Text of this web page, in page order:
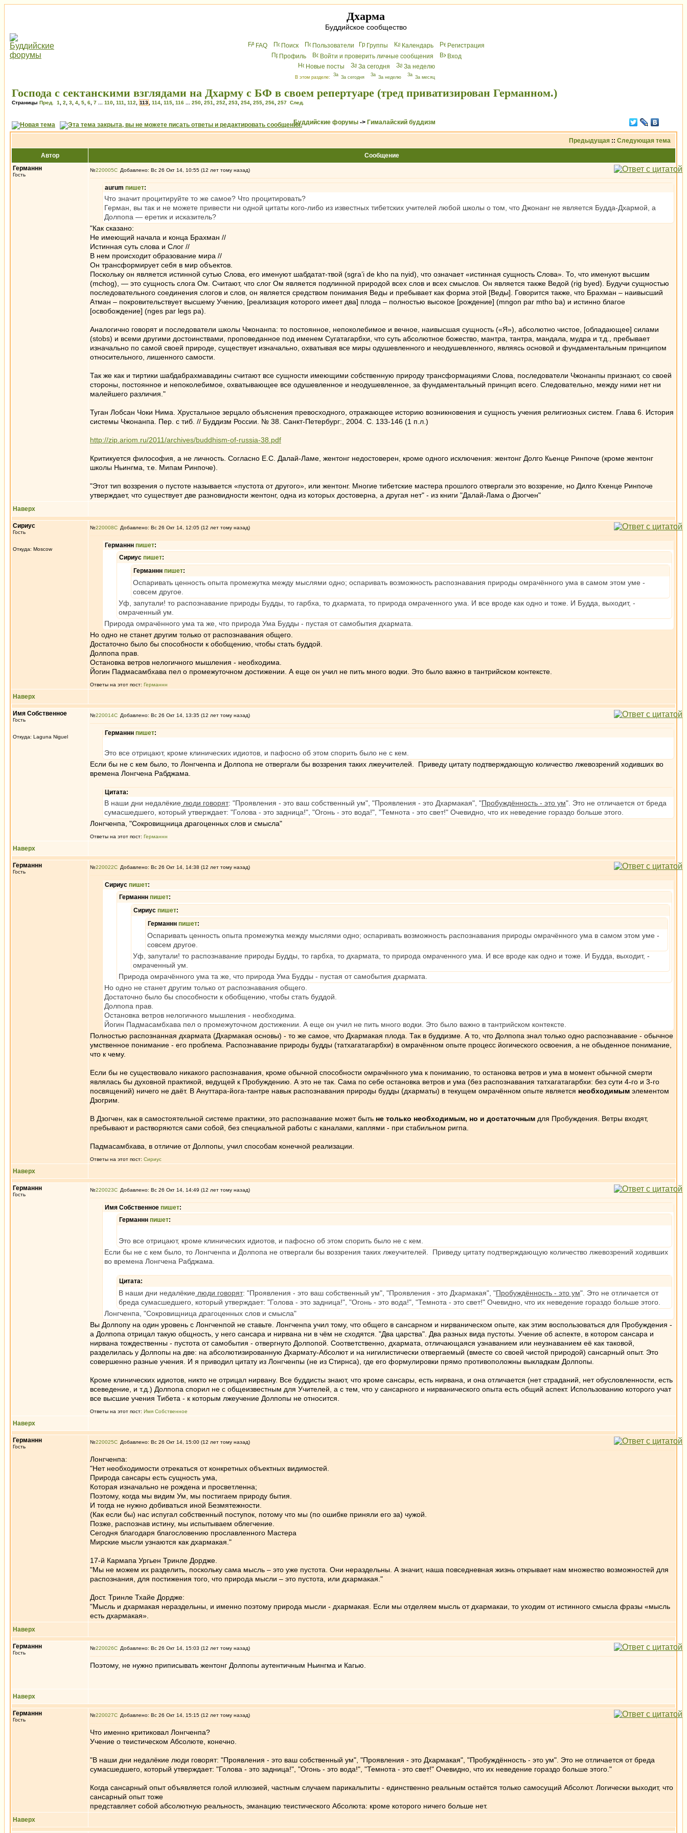
Дхарма
Буддийское сообщество
FAQ Поиск Пользователи Группы Календарь
Peгиcтрaция
Профиль
Войти и проверить личные сообщения
Вхoд
Новые посты
За сегодня За неделю
В этом разделе: За сегодня За неделю За месяц
Господа с сектанскими взглядами на Дхарму с БФ в своем репертуаре (тред приватизирован Германном.)
Страницы Пред. 1 2 3 4 5 6 7 110 111 112 113 114 115 116 250 251 252 253 254 255 256 257 След.
Буддийские форумы -> Гималайский буддизм
Предыдущая :: Следующая тема
Автор
Сообщение
Германнн
Гость
№220005 Добавлено: Вс 26 Окт 14, 10:55 (12 лет тому назад)
aurum пишет:
Что значит процитируйте то же самое? Что процитировать?
Герман, вы так и не можете привести ни одной цитаты кого-либо из известных тибетских учителей любой школы о том, что Джонанг не является Будда-Дхармой, а
Долпопа — еретик и исказитель?
"Как сказано:
Не имеющий начала и конца Брахман //
Истинная суть слова и Слог //
В нем происходит образование мира //
Он трансформирует себя в мир объектов.
Поскольку он является истинной сутью Слова, его именуют шабдатат-твой (sgra’i de kho na nyid), что означает «истинная сущность Слова». То, что именуют высшим
(mchog), — это сущность слога Ом. Считают, что слог Ом является подлинной природой всех слов и всех смыслов. Он является также Ведой (rig byed). Будучи сущностью
последовательного соединения слогов и слов, он является средством понимания Веды и пребывает как форма этой [Веды]. Говорится также, что Брахман – наивысший
Атман – покровительствует высшему Учению, [реализация которого имеет два] плода – полностью высокое [рождение] (mngon par mtho ba) и истинно благое
[освобождение] (nges par legs pa).
Аналогично говорят и последователи школы Чжонанпа: то постоянное, непоколебимое и вечное, наивысшая сущность («Я»), абсолютно чистое, [обладающее] силами
(stobs) и всеми другими достоинствами, проповеданное под именем Сугатагарбхи, что суть абсолютное божество, мантра, тантра, мандала, мудра и т.д., пребывает
изначально по самой своей природе, существует изначально, охватывая все миры одушевленного и неодушевленного, являясь основой и фундаментальным принципом
относительного, лишенного самости.
Так же как и тиртики шабдабрахмавадины считают все сущности имеющими собственную природу трансформациями Слова, последователи Чжонанпы признают, со своей
стороны, постоянное и непоколебимое, охватывающее все одушевленное и неодушевленное, за фундаментальный принцип всего. Следовательно, между ними нет ни
малейшего различия."
Туган Лобсан Чоки Нима. Хрустальное зерцало объяснения превосходного, отражающее историю возникновения и сущность учения религиозных систем. Глава 6. История
системы Чжонанпа. Пер. с тиб. // Буддизм России. № 38. Санкт-Петербург:, 2004. С. 133-146 (1 п.л.)
http://zip.ariom.ru/2011/archives/buddhism-of-russia-38.pdf
Критикуется философия, а не личность. Согласно Е.С. Далай-Ламе, жентонг недостоверен, кроме одного исключения: жентонг Долго Кьенце Ринпоче (кроме жентонг
школы Ньингма, т.е. Мипам Ринпоче).
"Этот тип воззрения о пустоте называется «пустота от другого», или жентонг. Многие тибетские мастера прошлого отвергали это воззрение, но Дилго Кхенце Ринпоче
утверждает, что существует две разновидности жентонг, одна из которых достоверна, а другая нет" - из книги "Далай-Лама о Дзогчен"
Наверх
Сириус
Гость
Откуда: Moscow
№220008 Добавлено: Вс 26 Окт 14, 12:05 (12 лет тому назад)
Германнн пишет:
Сириус пишет:
Германнн пишет:
Оспаривать ценность опыта промежутка между мыслями одно; оспаривать возможность распознавания природы омрачённого ума в самом этом уме -
совсем другое.
Уф, запутали! то распознавание природы Будды, то гарбха, то дхармата, то природа омраченного ума. И все вроде как одно и тоже. И Будда, выходит, -
омраченный ум.
Природа омрачённого ума та же, что природа Ума Будды - пустая от самобытия дхармата.
Но одно не станет другим только от распознавания общего.
Достаточно было бы способности к обобщению, чтобы стать буддой.
Долпопа прав.
Остановка ветров нелогичного мышления - необходима.
Йогин Падмасамбхава пел о промежуточном достижении. А еще он учил не пить много водки. Это было важно в тантрийском контексте.
Ответы на этот пост: Германнн
Наверх
Имя Собственное
Гость
Откуда: Laguna Niguel
№220014 Добавлено: Вс 26 Окт 14, 13:35 (12 лет тому назад)
Германнн пишет:
Это все отрицают, кроме клинических идиотов, и пафосно об этом спорить было не с кем.
Если бы не с кем было, то Лонгченпа и Долпопа не отвергали бы воззрения таких лжеучителей. Приведу цитату подтверждающую количество лжевозрений ходивших во
времена Лонгчена Рабджама.
Цитата:
В наши дни недалёкие люди говорят: "Проявления - это ваш собственный ум", "Проявления - это Дхармакая", "Пробуждённость - это ум". Это не отличается от бреда
сумасшедшего, который утверждает: "Голова - это задница!", "Огонь - это вода!", "Темнота - это свет!" Очевидно, что их неведение гораздо больше этого.
Лонгченпа, "Сокровищница драгоценных слов и смысла"
Ответы на этот пост: Германнн
Наверх
Германнн
Гость
№220022 Добавлено: Вс 26 Окт 14, 14:38 (12 лет тому назад)
Сириус пишет:
Германнн пишет:
Сириус пишет:
Германнн пишет:
Оспаривать ценность опыта промежутка между мыслями одно; оспаривать возможность распознавания природы омрачённого ума в самом этом уме -
совсем другое.
Уф, запутали! то распознавание природы Будды, то гарбха, то дхармата, то природа омраченного ума. И все вроде как одно и тоже. И Будда, выходит, -
омраченный ум.
Природа омрачённого ума та же, что природа Ума Будды - пустая от самобытия дхармата.
Но одно не станет другим только от распознавания общего.
Достаточно было бы способности к обобщению, чтобы стать буддой.
Долпопа прав.
Остановка ветров нелогичного мышления - необходима.
Йогин Падмасамбхава пел о промежуточном достижении. А еще он учил не пить много водки. Это было важно в тантрийском контексте.
Полностью распознанная дхармата (Дхармакая основы) - то же самое, что Дхармакая плода. Так в буддизме. А то, что Долпопа знал только одно распознавание - обычное
умственное понимание - его проблема. Распознавание природы будды (татхагатагарбхи) в омрачённом опыте процесс йогического освоения, а не обыденное понимание,
что к чему.
Если бы не существовало никакого распознавания, кроме обычной способности омрачённого ума к пониманию, то остановка ветров и ума в момент обычной смерти
являлась бы духовной практикой, ведущей к Пробуждению. А это не так. Сама по себе остановка ветров и ума (без распознавания татхагатагарбхи: без сути 4-го и 3-го
посвящений) ничего не даёт. В Ануттара-йога-тантре навык распознавания природы будды (дхарматы) в текущем омрачённом опыте является необходимым элементом
Дзогрим.
В Дзогчен, как в самостоятельной системе практики, это распознавание может быть не только необходимым, но и достаточным для Пробуждения. Ветры входят,
пребывают и растворяются сами собой, без специальной работы с каналами, каплями - при стабильном ригпа.
Падмасамбхава, в отличие от Долпопы, учил способам конечной реализации.
Ответы на этот пост: Сириус
Наверх
Германнн
Гость
№220023 Добавлено: Вс 26 Окт 14, 14:49 (12 лет тому назад)
Имя Собственное пишет:
Германнн пишет:
Это все отрицают, кроме клинических идиотов, и пафосно об этом спорить было не с кем.
Если бы не с кем было, то Лонгченпа и Долпопа не отвергали бы воззрения таких лжеучителей. Приведу цитату подтверждающую количество лжевозрений ходивших
во времена Лонгчена Рабджама.
Цитата:
В наши дни недалёкие люди говорят: "Проявления - это ваш собственный ум", "Проявления - это Дхармакая", "Пробуждённость - это ум". Это не отличается от
бреда сумасшедшего, который утверждает: "Голова - это задница!", "Огонь - это вода!", "Темнота - это свет!" Очевидно, что их неведение гораздо больше этого.
Лонгченпа, "Сокровищница драгоценных слов и смысла"
Вы Долпопу на один уровень с Лонгченпой не ставьте. Лонгченпа учил тому, что общего в сансарном и нирваническом опыте, как этим воспользоваться для Пробуждения -
а Долпопа отрицал такую общность, у него сансара и нирвана ни в чём не сходятся. "Два царства". Два разных вида пустоты. Учение об аспекте, в котором сансара и
нирвана тождественны - пустота от самобытия - отвергнуто Долпопой. Соответственно, дхармата, отличающаяся узнаванием или неузнаванием её как таковой,
разделилась у Долпопы на две: на абсолютизированную Дхармату-Абсолют и на нигилистически отвергаемый (вместе со своей чистой природой) сансарный опыт. Это
совершенно разные учения. И я приводил цитату из Лонгченпы (не из Стирнса), где его формулировки прямо противоположны выкладкам Долпопы.
Кроме клинических идиотов, никто не отрицал нирвану. Все буддисты знают, что кроме сансары, есть нирвана, и она отличается (нет страданий, нет обусловленности, есть
всеведение, и т.д.) Долпопа спорил не с общеизвестным для Учителей, а с тем, что у сансарного и нирванического опыта есть общий аспект. Использованию которого учат
все высшие учения Тибета - к которым лжеучение Долпопы не относится.
Ответы на этот пост: Имя Собственное
Наверх
Германнн
Гость
№220025 Добавлено: Вс 26 Окт 14, 15:00 (12 лет тому назад)
Лонгченпа:
"Нет необходимости отрекаться от конкретных объектных видимостей.
Природа сансары есть сущность ума,
Которая изначально не рождена и просветленна;
Поэтому, когда мы видим Ум, мы постигаем природу бытия.
И тогда не нужно добиваться иной Безмятежности.
(Как если бы) нас испугал собственный поступок, потому что мы (по ошибке приняли его за) чужой.
Позже, распознав истину, мы испытываем облегчение.
Сегодня благодаря благословению прославленного Мастера
Мирские мысли узнаются как дхармакая."
17-й Кармапа Ургьен Тринле Дордже.
"Мы не можем их разделить, поскольку сама мысль ‒ это уже пустота. Они нераздельны. А значит, наша повседневная жизнь открывает нам множество возможностей для
распознания, для постижения того, что природа мысли ‒ это пустота, или дхармакая."
Дост. Тринле Тхайе Дордже:
"Мысль и дхармакая нераздельны, и именно поэтому природа мысли - дхармакая. Если мы отделяем мысль от дхармакаи, то уходим от истинного смысла фразы «мысль
есть дхармакая».
Наверх
Германнн
Гость
№220026 Добавлено: Вс 26 Окт 14, 15:03 (12 лет тому назад)
Поэтому, не нужно приписывать жентонг Долпопы аутентичным Ньингма и Кагью.
Наверх
Германнн
Гость
№220027 Добавлено: Вс 26 Окт 14, 15:15 (12 лет тому назад)
Что именно критиковал Лонгченпа?
Учение о теистическом Абсолюте, конечно.
"В наши дни недалёкие люди говорят: "Проявления - это ваш собственный ум", "Проявления - это Дхармакая", "Пробуждённость - это ум". Это не отличается от бреда
сумасшедшего, который утверждает: "Голова - это задница!", "Огонь - это вода!", "Темнота - это свет!" Очевидно, что их неведение гораздо больше этого."
Когда сансарный опыт объявляется голой иллюзией, частным случаем парикальпиты - единственно реальным остаётся только самосущий Абсолют. Логически выходит, что
сансарный опыт тоже
представляет собой абсолютную реальность, эманацию теистического Абсолюта: кроме которого ничего больше нет.
Наверх